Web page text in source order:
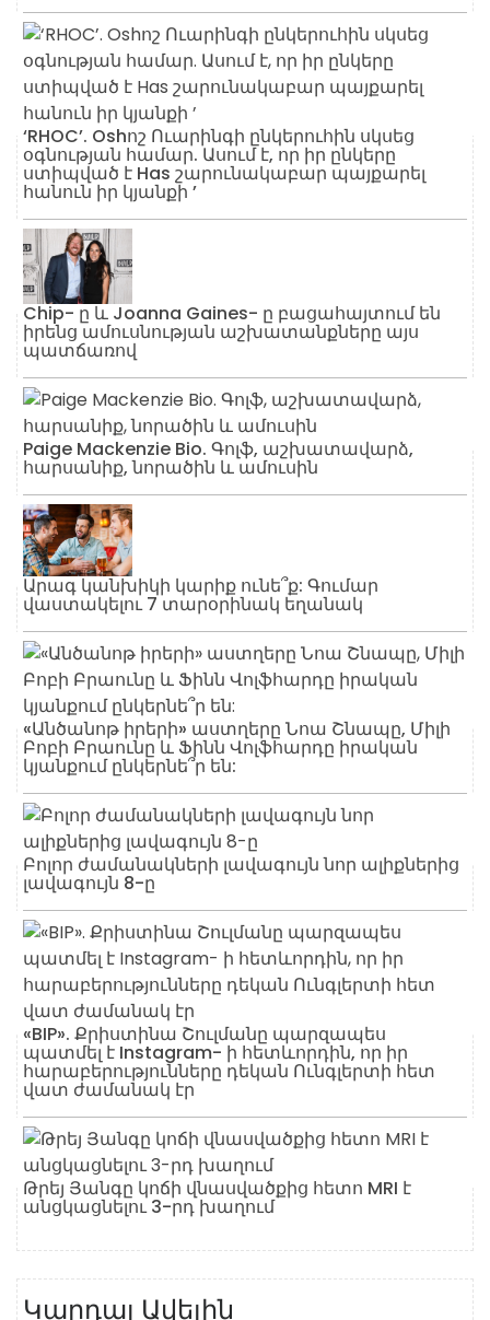
‘RHOC’. Oshոշ Ուարինգի ընկերուհին սկսեց
օգնության համար. Ասում է, որ իր ընկերը
ստիպված է Has շարունակաբար պայքարել
հանուն իր կյանքի ’
Chip- ը և Joanna Gaines- ը բացահայտում են
իրենց ամուսնության աշխատանքները այս
պատճառով
Paige Mackenzie Bio. Գոլֆ, աշխատավարձ,
հարսանիք, նորածին և ամուսին
Արագ կանխիկի կարիք ունե՞ք: Գումար
վաստակելու 7 տարօրինակ եղանակ
«Անծանոթ իրերի» աստղերը Նոա Շնապը, Միլի
Բոբի Բրաունը և Ֆինն Վոլֆհարդը իրական
կյանքում ընկերնե՞ր են:
Բոլոր ժամանակների լավագույն նոր ալիքներից
լավագույն 8-ը
«BIP». Քրիստինա Շուլմանը պարզապես
պատմել է Instagram- ի հետևորդին, որ իր
հարաբերությունները դեկան Ունգլերտի հետ
վատ ժամանակ էր
Թրեյ Յանգը կոճի վնասվածքից հետո MRI է
անցկացնելու 3-րդ խաղում
Կարդալ Ավելին